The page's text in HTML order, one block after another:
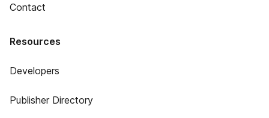
Contact
Resources
Developers
Publisher Directory